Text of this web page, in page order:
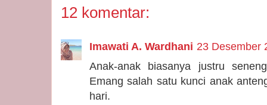
12 komentar:
Imawati A. Wardhani 23 Desember
Anak-anak biasanya justru
Emang salah satu kunci anak
hari.